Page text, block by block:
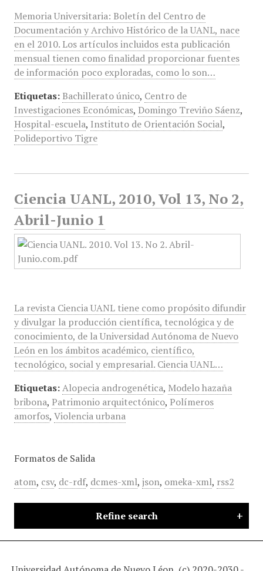
Memoria Universitaria: Boletín del Centro de
Documentación y Archivo Histórico de la UANL, nace
en el 2010. Los artículos incluidos esta publicación
mensual tienen como finalidad proporcionar fuentes
de información poco exploradas, como lo son…
Etiquetas: Bachillerato único, Centro de
Investigaciones Económicas, Domingo Treviño Sáenz,
Hospital-escuela, Instituto de Orientación Social,
Polideportivo Tigre
Ciencia UANL, 2010, Vol 13, No 2,
Abril-Junio 1
La revista Ciencia UANL tiene como propósito difundir
y divulgar la producción científica, tecnológica y de
conocimiento, de la Universidad Autónoma de Nuevo
León en los ámbitos académico, científico,
tecnológico, social y empresarial. Ciencia UANL…
Etiquetas: Alopecia androgenética, Modelo hazaña
bribona, Patrimonio arquitectónico, Polímeros
amorfos, Violencia urbana
Formatos de Salida
atom, csv, dc-rdf, dcmes-xml, json, omeka-xml, rss2
Refine search